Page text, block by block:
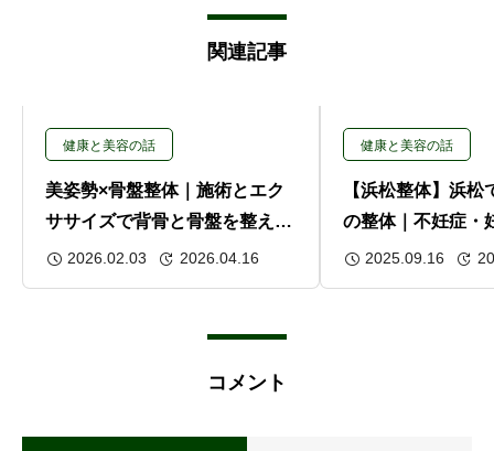
関連記事
健康と美容の話
美姿勢×骨盤整体｜施術とエク
ササイズで背骨と骨盤を整える
特別メニュー
2026.02.03 2026.04.16
健康と美容の話
【浜松整体】浜松
の整体｜不妊症・
アで体のバランス
2025.09.16
コメント